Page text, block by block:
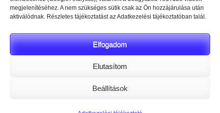
megjelenítéséhez. A nem szükséges sütik csak az Ön hozzájárulása után
aktiválódnak. Részletes tájékoztatást az Adatkezelési tájékoztatóban talál.
Elfogadom
Elutasítom
Beállítások
Impresszum_Gyogyforras2000
honlapkészítések